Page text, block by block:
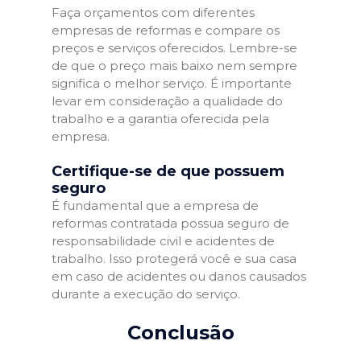
Faça orçamentos com diferentes
empresas de reformas e compare os
preços e serviços oferecidos. Lembre-se
de que o preço mais baixo nem sempre
significa o melhor serviço. É importante
levar em consideração a qualidade do
trabalho e a garantia oferecida pela
empresa.
Certifique-se de que possuem
seguro
É fundamental que a empresa de
reformas contratada possua seguro de
responsabilidade civil e acidentes de
trabalho. Isso protegerá você e sua casa
em caso de acidentes ou danos causados
durante a execução do serviço.
Conclusão